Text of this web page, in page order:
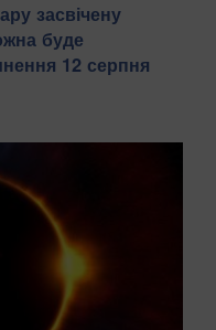
засвічену
буде
12 серпня